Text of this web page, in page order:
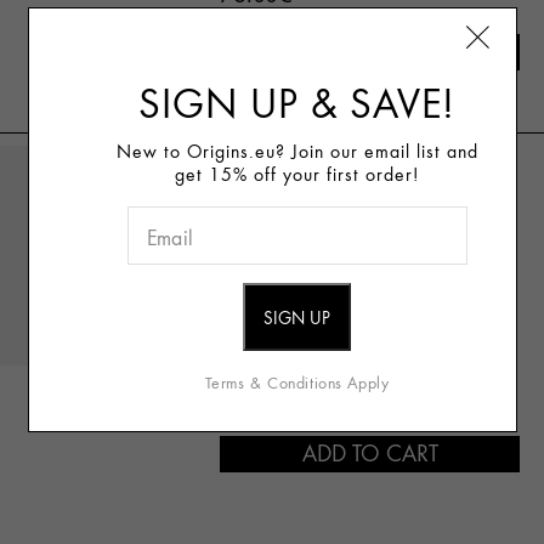
SENSUOUS
76.00€ / 100ml
76.00€
ADD TO CART
SIGN UP & SAVE!
New to Origins.eu? Join our email list and
get 15% off your first order!
Terms & Conditions Apply